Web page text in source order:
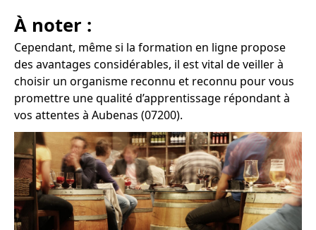
À noter :
Cependant, même si la formation en ligne propose
des avantages considérables, il est vital de veiller à
choisir un organisme reconnu et reconnu pour vous
promettre une qualité d’apprentissage répondant à
vos attentes à Aubenas (07200).